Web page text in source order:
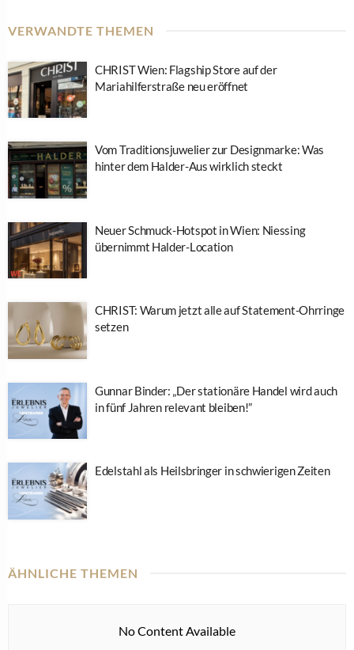
VERWANDTE THEMEN
CHRIST Wien: Flagship Store auf der
Mariahilferstraße neu eröffnet
Vom Traditionsjuwelier zur Designmarke: Was
hinter dem Halder-Aus wirklich steckt
Neuer Schmuck-Hotspot in Wien: Niessing
übernimmt Halder-Location
CHRIST: Warum jetzt alle auf Statement-Ohrringe
setzen
Gunnar Binder: „Der stationäre Handel wird auch
in fünf Jahren relevant bleiben!”
Edelstahl als Heilsbringer in schwierigen Zeiten
ÄHNLICHE THEMEN
No Content Available